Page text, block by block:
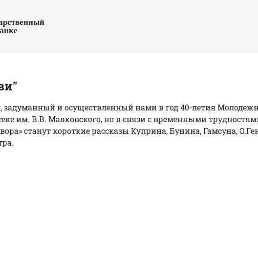
и осуществленный нами в год 40-летия
им. В.В. Маяковского, но в связи с временными
станут короткие рассказы Куприна, Бунина, Гамсуна,